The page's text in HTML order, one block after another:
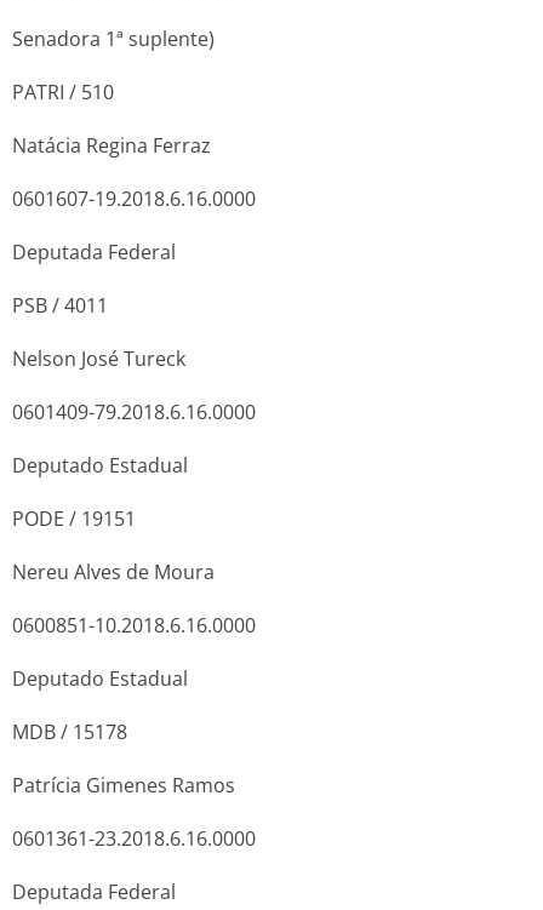
Senadora 1ª suplente)
PATRI / 510
Natácia Regina Ferraz
0601607-19.2018.6.16.0000
Deputada Federal
PSB / 4011
Nelson José Tureck
0601409-79.2018.6.16.0000
Deputado Estadual
PODE / 19151
Nereu Alves de Moura
0600851-10.2018.6.16.0000
Deputado Estadual
MDB / 15178
Patrícia Gimenes Ramos
0601361-23.2018.6.16.0000
Deputada Federal